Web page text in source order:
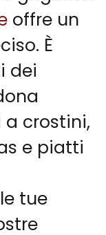
offre un
È
dei
crostini,
e piatti
tue